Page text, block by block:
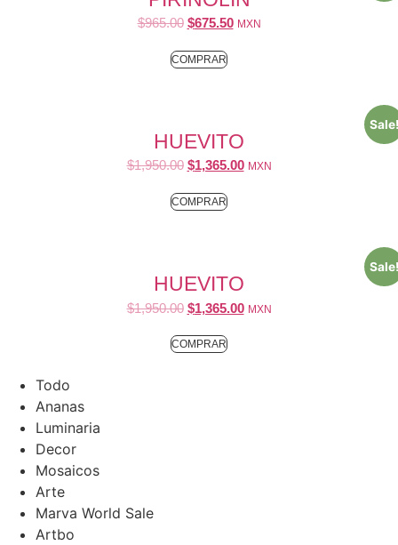
$965.00 $675.50 MXN
COMPRAR
HUEVITO
$1,950.00 $1,365.00 MXN
COMPRAR
HUEVITO
$1,950.00 $1,365.00 MXN
COMPRAR
Todo
Ananas
Luminaria
Decor
Mosaicos
Arte
Marva World Sale
Artbo